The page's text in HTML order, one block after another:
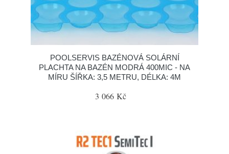
POOLSERVIS BAZÉNOVÁ SOLÁRNÍ
PLACHTA NA BAZÉN MODRÁ 400MIC - NA
MÍRU ŠÍŘKA: 3,5 METRU, DÉLKA: 4M
3 066 Kč